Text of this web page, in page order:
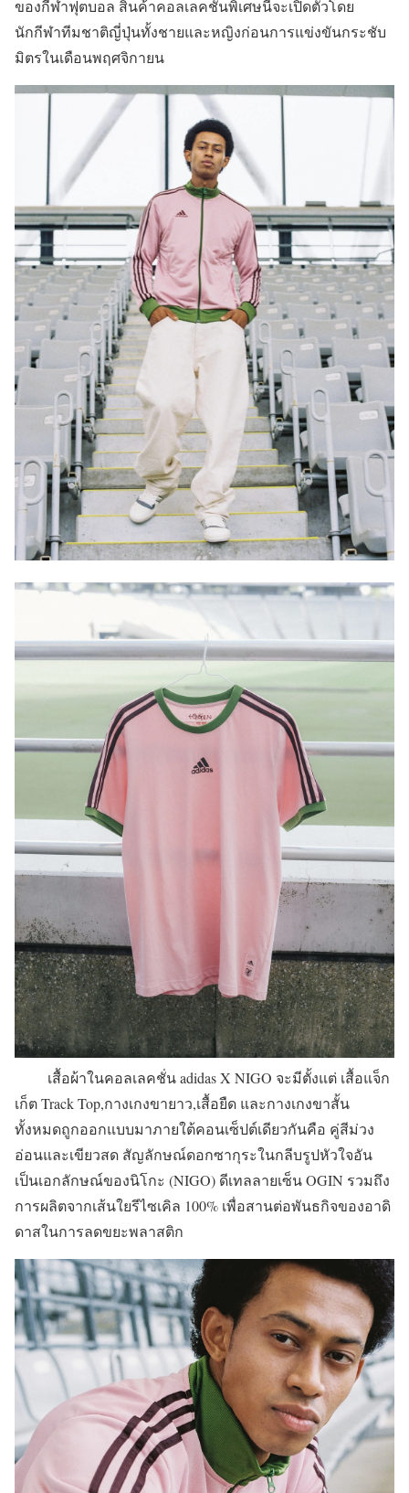
ของกีฬาฟุตบอล สินค้าคอลเลคชั่นพิเศษนี้จะเปิดตัวโดย
นักกีฬาทีมชาติญี่ปุ่นทั้งชายและหญิงก่อนการแข่งขันกระชับ
มิตรในเดือนพฤศจิกายน
เสื้อผ้าในคอลเลคชั่น adidas X NIGO จะมีตั้งแต่ เสื้อแจ็ก
เก็ต Track Top,กางเกงขายาว,เสื้อยืด และกางเกงขาสั้น
ทั้งหมดถูกออกแบบมาภายใต้คอนเซ็ปต์เดียวกันคือ คู่สีม่วง
อ่อนและเขียวสด สัญลักษณ์ดอกซากุระในกลีบรูปหัวใจอัน
เป็นเอกลักษณ์ของนิโกะ (NIGO) ดีเทลลายเซ็น OGIN รวมถึง
การผลิตจากเส้นใยรีไซเคิล 100% เพื่อสานต่อพันธกิจของอาดิ
ดาสในการลดขยะพลาสติก